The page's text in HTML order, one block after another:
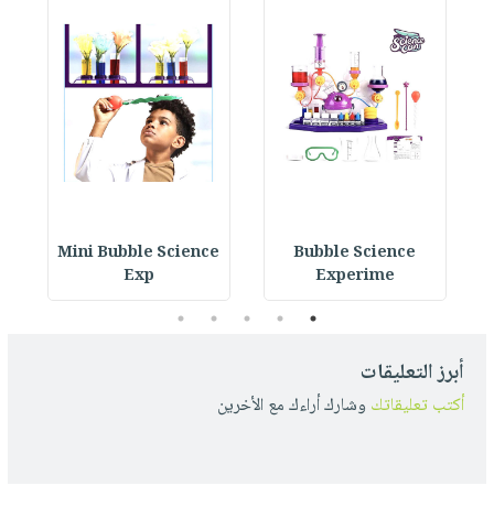
Bubble Science
Experime
Mini Bubble Science
Exp
1
2
3
4
5
أبرز التعليقات
أكتب تعليقاتك وشارك أراءك مع الأخرين